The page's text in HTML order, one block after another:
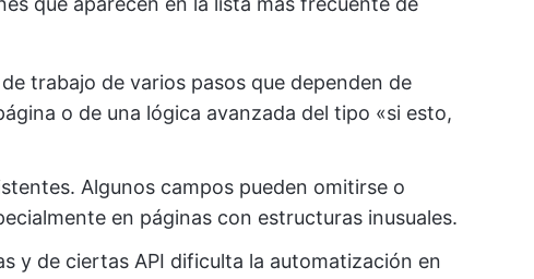
trabajo de varios pasos que dependen de
o de una lógica avanzada del tipo «si esto,
Algunos campos pueden omitirse o
en páginas con estructuras inusuales.
y de ciertas API dificulta la automatización en